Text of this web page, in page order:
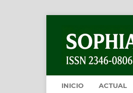
INICIO ACTUAL